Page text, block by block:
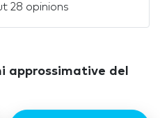
28 opinions
approssimative del